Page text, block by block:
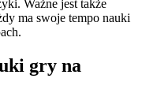
Ważne jest także
ma swoje tempo nauki
gry na